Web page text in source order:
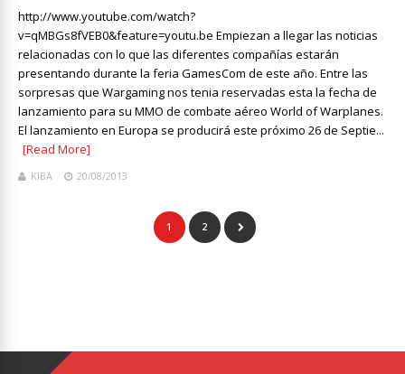
http://www.youtube.com/watch?
v=qMBGs8fVEB0&feature=youtu.be Empiezan a llegar las noticias
relacionadas con lo que las diferentes compañías estarán
presentando durante la feria GamesCom de este año. Entre las
sorpresas que Wargaming nos tenia reservadas esta la fecha de
lanzamiento para su MMO de combate aéreo World of Warplanes.
El lanzamiento en Europa se producirá este próximo 26 de Septie...
[Read More]
KIBA 20/08/2013
1 2